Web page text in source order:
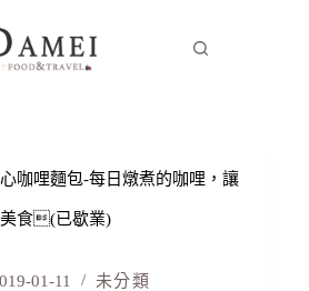
咖哩麵包-每日燉煮的咖哩，讓
美食(已歇業)
01-11 未分類